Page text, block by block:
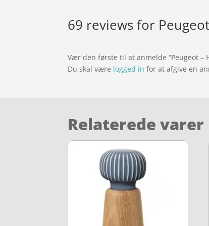
69 reviews for
Vær den første til at anmelde “Peugeot
Du skal være logged in for at afgive en
Relaterede varer